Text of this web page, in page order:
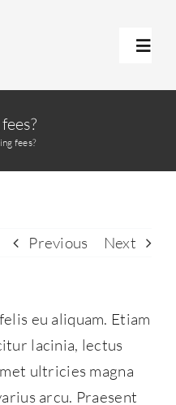
fees?
Previous Next
eu aliquam. Etiam
lacinia, lectus
ultricies magna
arcu. Praesent